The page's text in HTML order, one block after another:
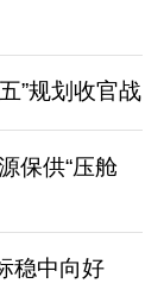
”规划收官战
保供“压舱
稳中向好